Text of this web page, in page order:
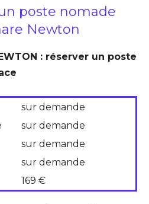
poste nomade
Newton
: réserver un poste
sur demande
sur demande
sur demande
sur demande
169 €